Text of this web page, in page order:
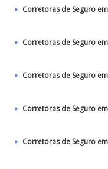
Corretoras de Seguro
Corretoras de Seguro
Corretoras de Seguro
Corretoras de Seguro
Corretoras de Seguro